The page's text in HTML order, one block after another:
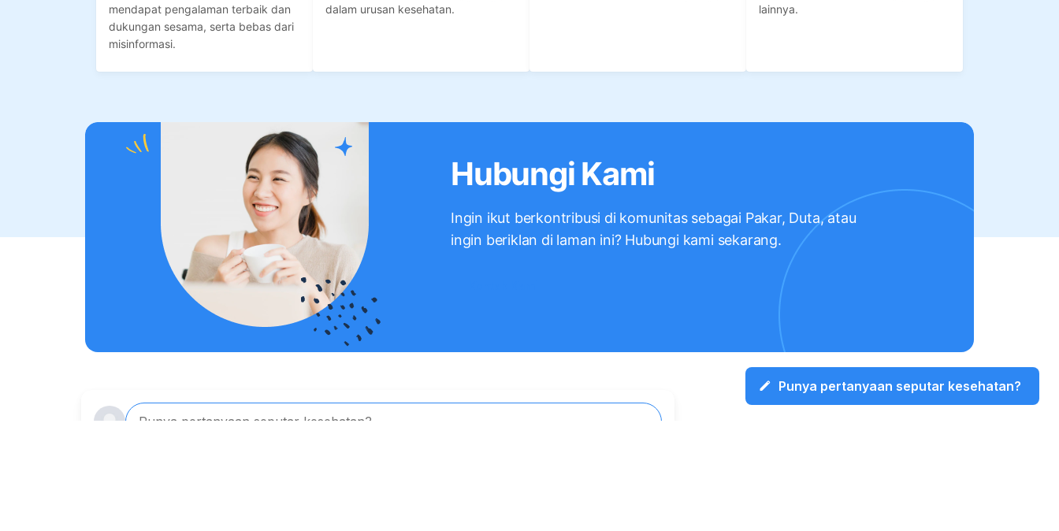
mendapat pengalaman terbaik dan
dukungan sesama, serta bebas dari
misinformasi.
dalam urusan kesehatan.
lainnya.
Hubungi Kami
Ingin ikut berkontribusi di komunitas sebagai Pakar, Duta, atau
ingin beriklan di laman ini? Hubungi kami sekarang.
Punya pertanyaan seputar kesehatan?
Punya pertanyaan seputar kesehatan?